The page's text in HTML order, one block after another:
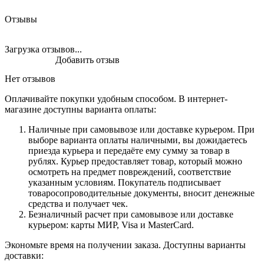
Отзывы
Загрузка отзывов...
Нет отзывов
Добавить отзыв
Оплачивайте покупки удобным способом. В интернет-
магазине доступны варианта оплаты:
Наличные при самовывозе или доставке курьером. При
выборе варианта оплаты наличными, вы дожидаетесь
приезда курьера и передаёте ему сумму за товар в
рублях. Курьер предоставляет товар, который можно
осмотреть на предмет повреждений, соответствие
указанным условиям. Покупатель подписывает
товаросопроводительные документы, вносит денежные
средства и получает чек.
Безналичный расчет при самовывозе или доставке
курьером: карты МИР, Visa и MasterCard.
Экономьте время на получении заказа. Доступны варианты
доставки: